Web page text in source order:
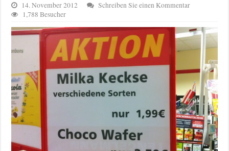
14. November 2012
Schreiben Sie einen Kommentar
1,788 Besucher